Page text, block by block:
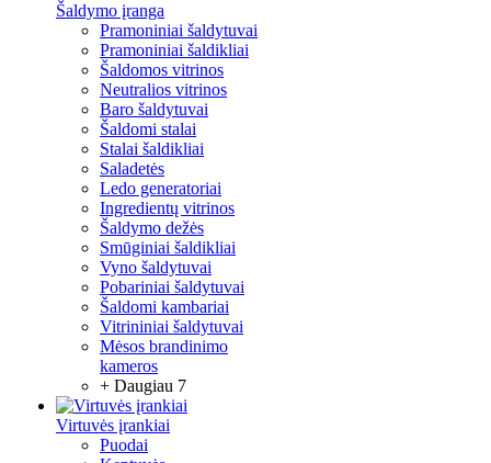
Šaldymo įranga
Pramoniniai šaldytuvai
Pramoniniai šaldikliai
Šaldomos vitrinos
Neutralios vitrinos
Baro šaldytuvai
Šaldomi stalai
Stalai šaldikliai
Saladetės
Ledo generatoriai
Ingredientų vitrinos
Šaldymo dežės
Smūginiai šaldikliai
Vyno šaldytuvai
Pobariniai šaldytuvai
Šaldomi kambariai
Vitrininiai šaldytuvai
Mėsos brandinimo
kameros
+ Daugiau 7
Virtuvės įrankiai
Puodai